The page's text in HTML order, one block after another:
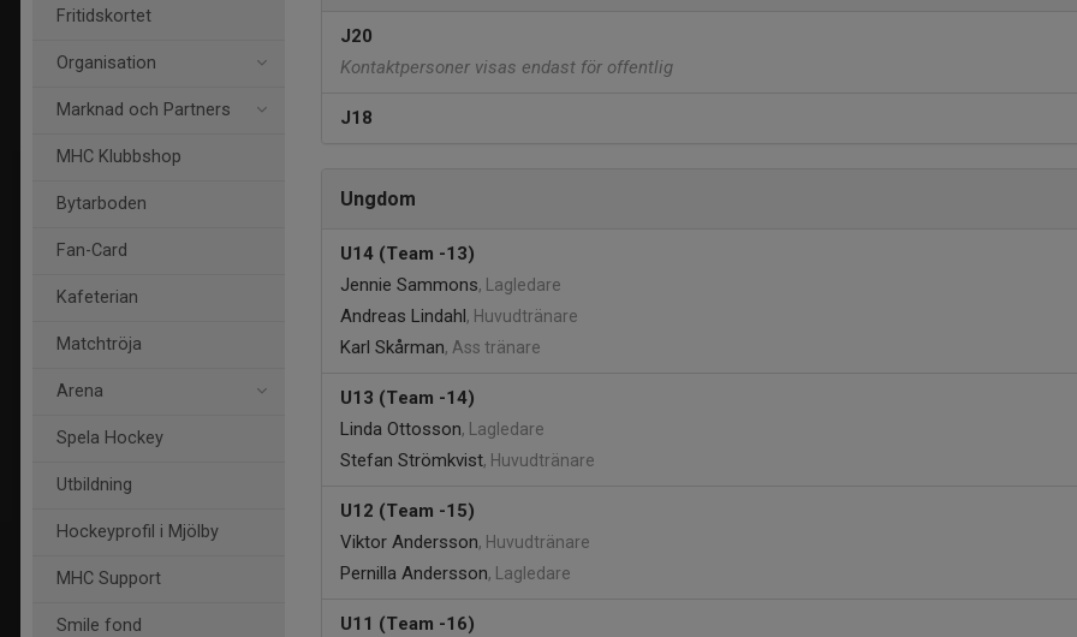
Fritidskortet
Organisation
Marknad och Partners
MHC Klubbshop
Bytarboden
Fan-Card
Kafeterian
Matchtröja
Arena
Spela Hockey
Utbildning
Hockeyprofil i Mjölby
MHC Support
Smile fond
J20
Kontaktpersoner visas endast för offentlig
J18
Ungdom
U14 (Team -13)
Jennie Sammons, Lagledare
Andreas Lindahl, Huvudtränare
Karl Skårman, Ass tränare
U13 (Team -14)
Linda Ottosson, Lagledare
Stefan Strömkvist, Huvudtränare
U12 (Team -15)
Viktor Andersson, Huvudtränare
Pernilla Andersson, Lagledare
U11 (Team -16)